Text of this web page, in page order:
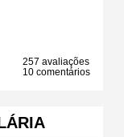
257 avaliações
10 comentários